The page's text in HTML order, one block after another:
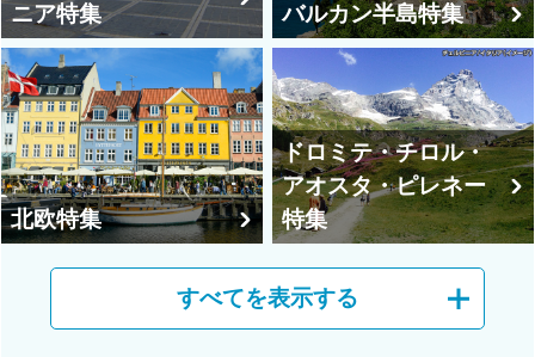
ニア特集
バルカン半島特集
北欧特集
ドロミテ・チロル・
アオスタ・ピレネー
特集
すべてを表示する